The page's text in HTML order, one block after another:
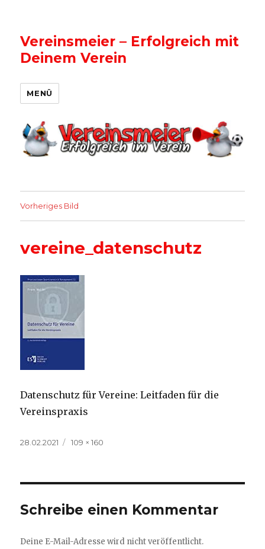
Vereinsmeier – Erfolgreich mit
Deinem Verein
MENÜ
Vorheriges Bild
vereine_datenschutz
Datenschutz für Vereine: Leitfaden für die
Vereinspraxis
Veröffentlicht
28.02.2021
Volle
109 × 160
Schreibe einen Kommentar
Deine E-Mail-Adresse wird nicht veröffentlicht.